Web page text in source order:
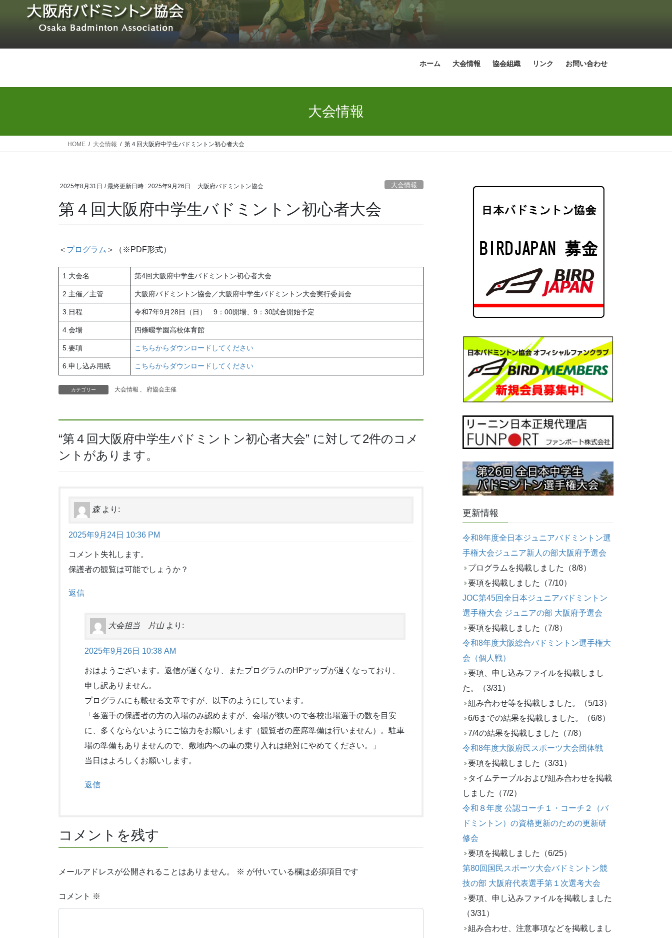
キ
に
ホーム 大会情報 協会組織 リンク お問い合わせ
大会情報
HOME 大会情報 第４回大阪府中学生バドミントン初心者大会
2025年8月31日 / 最終更新日時 : 2025年9月26日 大阪府バドミントン協会 大会情報
第４回大阪府中学生バドミントン初心者大会
＜ プログラム ＞（※PDF形式）
1.大会名 第4回大阪府中学生バドミントン初心者大会
2.主催／主管 大阪府バドミントン協会／大阪府中学生バドミントン大会実行委員会
3.日程 令和7年9月28日（日） 9：00開場、9：30試合開始予定
4.会場 四條畷学園高校体育館
5.要項 こちらからダウンロードしてください
6.申し込み用紙 こちらからダウンロードしてください
カテゴリー 大会情報 、 府協会主催
“第４回大阪府中学生バドミントン初心者大会” に対して2件のコメ
ントがあります。
森 より:
2025年9月24日 10:36 PM
コメント失礼します。
保護者の観覧は可能でしょうか？
返信
大会担当 片山 より:
2025年9月26日 10:38 AM
おはようございます。返信が遅くなり、またプログラムのHPアップが遅くなっており、
申し訳ありません。
プログラムにも載せる文章ですが、以下のようにしています。
「各選手の保護者の方の入場のみ認めますが、会場が狭いので各校出場選手の数を目安
に、多くならないようにご協力をお願いします（観覧者の座席準備は行いません）。駐車
場の準備もありませんので、敷地内への車の乗り入れは絶対にやめてください。」
当日はよろしくお願いします。
返信
コメントを残す
メールアドレスが公開されることはありません。 ※ が付いている欄は必須項目です
コメント ※
更新情報
令和8年度全日本ジュニアバドミントン選
手権大会ジュニア新人の部大阪府予選会
プログラムを掲載しました（8/8）
要項を掲載しました（7/10）
JOC第45回全日本ジュニアバドミントン
選手権大会 ジュニアの部 大阪府予選会
要項を掲載しました（7/8）
令和8年度大阪総合バドミントン選手権大
会（個人戦）
要項、申し込みファイルを掲載しまし
た。（3/31）
組み合わせ等を掲載しました。（5/13）
6/6までの結果を掲載しました。（6/8）
7/4の結果を掲載しました（7/8）
令和8年度大阪府民スポーツ大会団体戦
要項を掲載しました（3/31）
タイムテーブルおよび組み合わせを掲載
しました（7/2）
令和８年度 公認コーチ１・コーチ２（バ
ドミントン）の資格更新のための更新研
修会
要項を掲載しました（6/25）
第80回国民スポーツ大会バドミントン競
技の部 大阪府代表選手第１次選考大会
要項、申し込みファイルを掲載しました
（3/31）
組み合わせ、注意事項などを掲載しまし